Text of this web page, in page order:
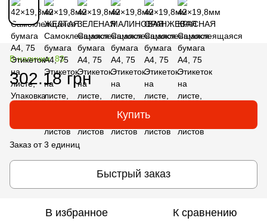
В наличии: 83
302.18 грн
Купить
Заказ от 3 единиц
Быстрый заказ
В избранное К сравнению